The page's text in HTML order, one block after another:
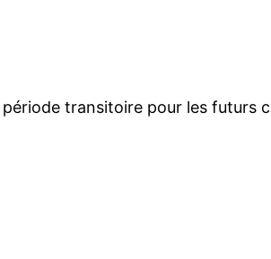
transitoire pour les futurs